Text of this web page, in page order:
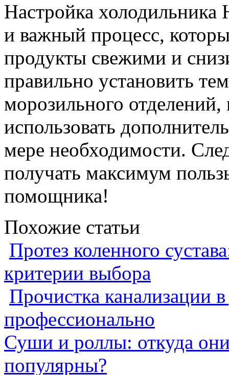
Настройка
и важный процесс,
продукты свежими и
правильно установить
морозильного
использовать
мере необходимости.
получать максимум
помощника!
Похожие статьи
Протез коленного
критерии выбора
Прочистка канализации
профессионально
Суши и роллы: откуда
популярны?